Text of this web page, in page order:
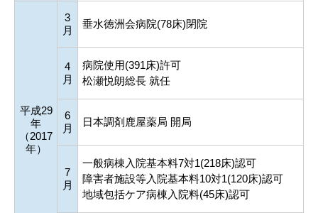
平成29
年
（2017
年）
3
月
垂水徳洲会病院(78床)閉院
4
月
病院使用(391床)許可
松瀬悦朗総長 就任
6
月
日本調剤鹿屋薬局 開局
7
月
一般病棟入院基本料7対1(218床)認可
障害者施設等入院基本料10対1(120床)認可
地域包括ケア病棟入院料(45床)認可